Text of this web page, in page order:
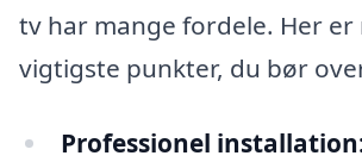
tv har mange fordele. Her er
vigtigste punkter, du bør
Professionel